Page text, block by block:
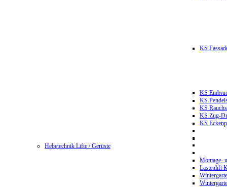
KS
KS
KS
KS
KS Zug-
KS
Hebetechnik Lifte / Gerüste
Montage-
Lastenlift